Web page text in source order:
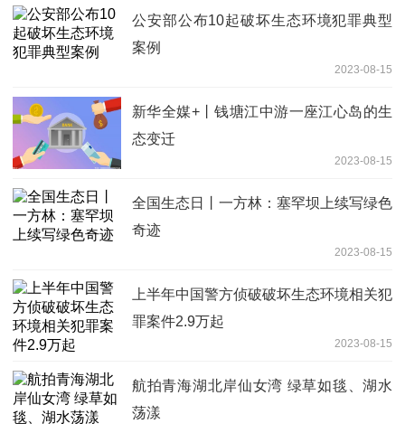
公安部公布10起破坏生态环境犯罪典型
案例
2023-08-15
新华全媒+丨钱塘江中游一座江心岛的生
态变迁
2023-08-15
全国生态日丨一方林：塞罕坝上续写绿色
奇迹
2023-08-15
上半年中国警方侦破破坏生态环境相关犯
罪案件2.9万起
2023-08-15
航拍青海湖北岸仙女湾 绿草如毯、湖水
荡漾